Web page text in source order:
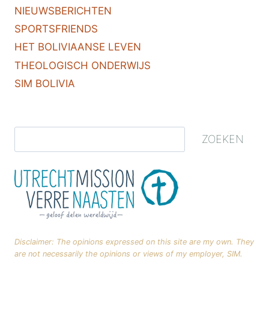
NIEUWSBERICHTEN
SPORTSFRIENDS
HET BOLIVIAANSE LEVEN
THEOLOGISCH ONDERWIJS
SIM BOLIVIA
ZOEKEN
Disclaimer: The opinions expressed on this site are my own. They
are not necessarily the opinions or views of my employer, SIM.